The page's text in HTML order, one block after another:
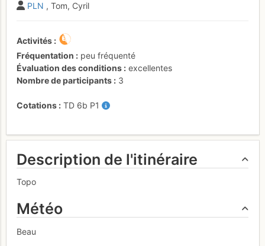
PLN , Tom, Cyril
Activités
Fréquentation
peu fréquenté
Évaluation des conditions
excellentes
Nombre de participants
3
Cotations TD 6b P1
Description de l'itinéraire
Topo
Météo
Beau